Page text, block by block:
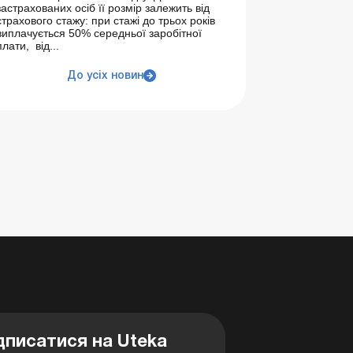
осіб її розмір залежить від
стажу: при стажі до трьох років
50% середньої заробітної
від...
До усіх новин
на Uteka